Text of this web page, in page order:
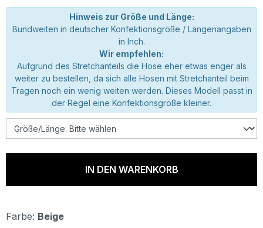
Hinweis zur Größe und Länge:
Bundweiten in deutscher Konfektionsgröße / Längenangaben
in Inch.
Wir empfehlen:
Aufgrund des Stretchanteils die Hose eher etwas enger als
weiter zu bestellen, da sich alle Hosen mit Stretchanteil beim
Tragen noch ein wenig weiten werden. Dieses Modell passt in
der Regel eine Konfektionsgröße kleiner.
IN DEN WARENKORB
Farbe: Beige